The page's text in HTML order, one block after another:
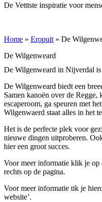
De Vetttste inspiratie voor
Home » Eropuit » De
De Wilgenweard
De Wilgenweard in Nijverdal
De Wilgenweard biedt een
Samen kanoën over de
escaperoom, ga speuren met
Wilgenwaerd staat alles in het
Het is de perfecte plek voor
nieuwe dingen uitproberen.
hier een groot succes.
Voor meer informatie klik je op
rechts op de pagina.
Voor meer informatie tik je
website’.